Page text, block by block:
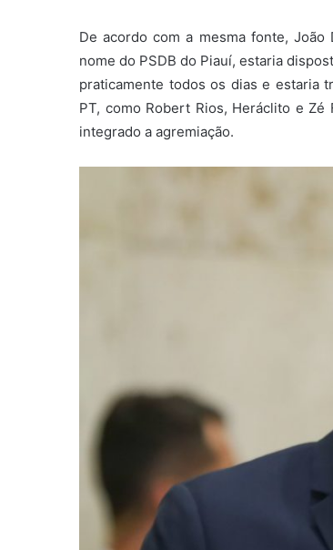
De acordo com a mesma fonte,
nome do PSDB do Piauí, estaria
praticamente todos os dias e estaria
PT, como Robert Rios, Heráclito e
integrado a agremiação.